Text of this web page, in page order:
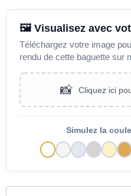
🖼️ Visualisez avec
Téléchargez votre image
rendu de cette baguette sur
📸 Cliquez ici
Simulez la